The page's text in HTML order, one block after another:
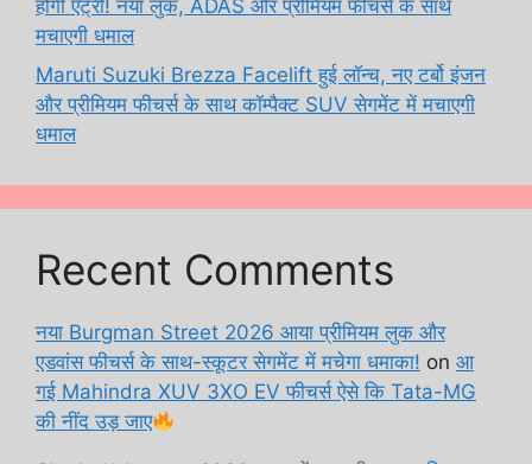
होगी एंट्री! नया लुक, ADAS और प्रीमियम फीचर्स के साथ
मचाएगी धमाल
Maruti Suzuki Brezza Facelift हुई लॉन्च, नए टर्बो इंजन
और प्रीमियम फीचर्स के साथ कॉम्पैक्ट SUV सेगमेंट में मचाएगी
धमाल
Recent Comments
नया Burgman Street 2026 आया प्रीमियम लुक और
एडवांस फीचर्स के साथ-स्कूटर सेगमेंट में मचेगा धमाका! on आ
गई Mahindra XUV 3XO EV फीचर्स ऐसे कि Tata-MG
की नींद उड़ जाए